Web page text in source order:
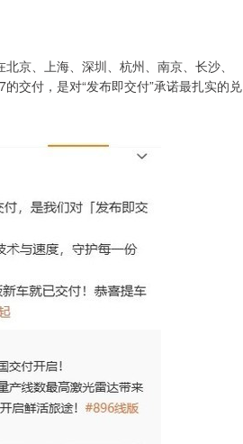
京、上海、深圳、杭州、南京、长沙、
交付，是对“发布即交付”承诺最扎实的兑